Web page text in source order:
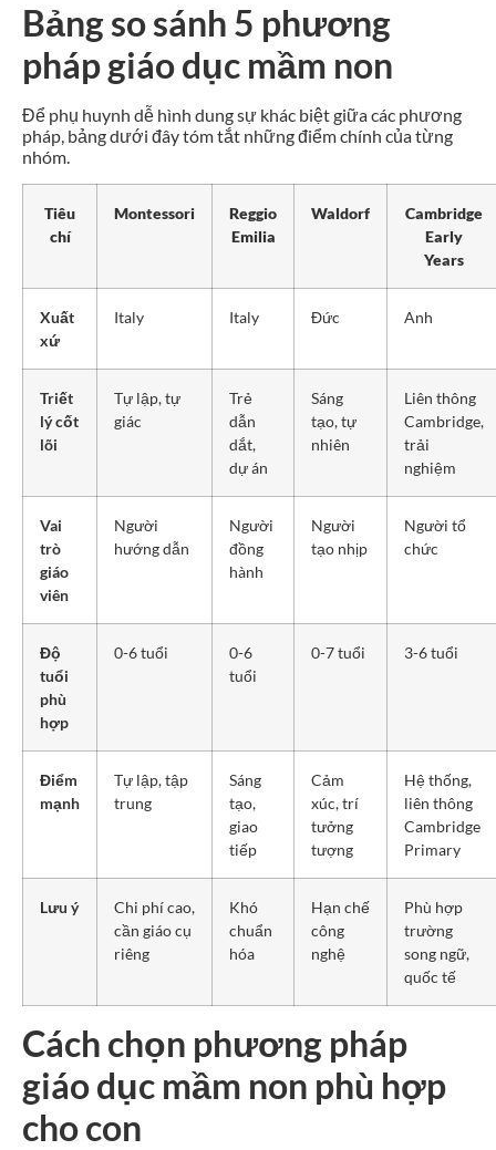
Bảng so sánh 5 phương
pháp giáo dục mầm non
Để phụ huynh dễ hình dung sự khác biệt giữa các phương
pháp, bảng dưới đây tóm tắt những điểm chính của từng
nhóm.
Tiêu
chí
Montessori
Reggio
Emilia
Waldorf
Cambridge
Early
Years
Xuất
xứ
Italy Italy Đức Anh
Triết
lý cốt
lõi
Tự lập, tự
giác
Trẻ
dẫn
dắt,
dự án
Sáng
tạo, tự
nhiên
Liên thông
Cambridge,
trải
nghiệm
Vai
trò
giáo
viên
Người
hướng dẫn
Người
đồng
hành
Người
tạo nhịp
Người tổ
chức
Độ
tuổi
phù
hợp
0-6 tuổi
0-6
tuổi
0-7 tuổi 3-6 tuổi
Điểm
mạnh
Tự lập, tập
trung
Sáng
tạo,
giao
tiếp
Cảm
xúc, trí
tưởng
tượng
Hệ thống,
liên thông
Cambridge
Primary
Lưu ý
Chi phí cao,
cần giáo cụ
riêng
Khó
chuẩn
hóa
Hạn chế
công
nghệ
Phù hợp
trường
song ngữ,
quốc tế
Cách chọn phương pháp
giáo dục mầm non phù hợp
cho con